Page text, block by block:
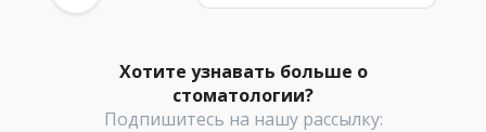
Хотите узнавать больше о
стоматологии?
Подпишитесь на нашу рассылку: